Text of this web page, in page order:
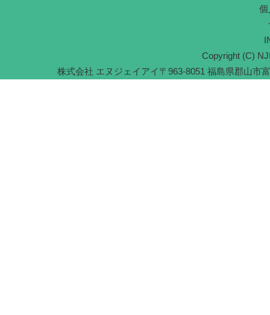
個
Copyright (C)
株式会社 エヌジェイアイ〒963-8051 福島県郡山市